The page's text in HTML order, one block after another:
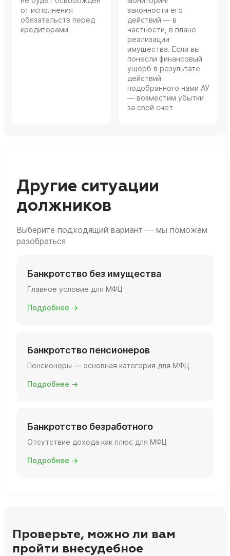
от исполнения
обязательств перед
кредиторами
законности его
действий — в
частности, в плане
реализации
имущества. Если вы
понесли финансовый
ущерб в результате
действий
подобранного нами АУ
— возместим убытки
за свой счет
Другие ситуации
должников
Выберите подходящий вариант — мы поможем
разобраться
Банкротство без имущества
Главное условие для МФЦ
Подробнее →
Банкротство пенсионеров
Пенсионеры — основная категория для МФЦ
Подробнее →
Банкротство безработного
Отсутствие дохода как плюс для МФЦ
Подробнее →
Проверьте, можно ли вам
пройти внесудебное